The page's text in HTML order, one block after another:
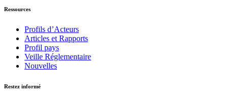
Ressources
Profils d’Acteurs
Articles et Rapports
Profil pays
Veille Réglementaire
Nouvelles
Restez informé